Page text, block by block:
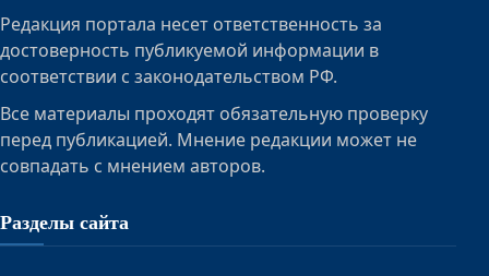
Редакция портала несет ответственность за
достоверность публикуемой информации в
соответствии с законодательством РФ.
Все материалы проходят обязательную проверку
перед публикацией. Мнение редакции может не
совпадать с мнением авторов.
Разделы сайта